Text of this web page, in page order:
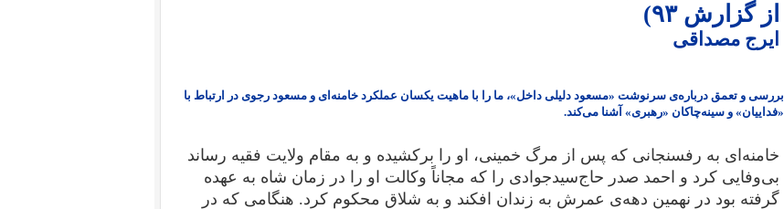
از گزارش ۹۳)
ایرج مصداقی
بررسی و تعمق درباره‌ی سرنوشت «مسعود دلیلی داخل»، ما را با ماهیت یکسان عملکرد خامنه‌ای و مسعود رجوی در ارتباط با
«فداییان» و سینه‌چاکان «رهبری» آشنا می‌کند.
خامنه‌ای به رفسنجانی که پس از مرگ خمینی، او را برکشیده و به مقام ولایت فقیه رساند
بی‌وفایی کرد و احمد صدر حاج‌سیدجوادی را که مجاناً وکالت او را در زمان شاه به عهده
گرفته بود در نهمین دهه‌ی عمرش به زندان افکند و به شلاق محکوم کرد. هنگامی که در